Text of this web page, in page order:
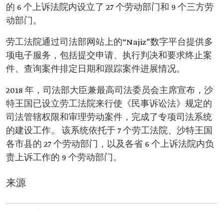
的 6 个上诉法院内设立了 27 个劳动部门和 9 个三方劳
动部门。
劳工法院通过司法部网站上的“Najiz”数字平台提供多
项电子服务，包括提交申请、执行判决和要求终止案
件、查询案件排定日期和跟踪案件进展情况。
2018 年，司法部大臣兼最高司法委员会主席宣布，沙
特王国已设立劳工法院来行使《民事诉讼法》规定的
司法管辖权限和审理劳动案件，完成了专项司法系统
的建设工作。 该系统依托于 7 个劳工法院、沙特王国
各市县的 27 个劳动部门，以及各省 6 个上诉法院内负
责上诉工作的 9 个劳动部门。
来源